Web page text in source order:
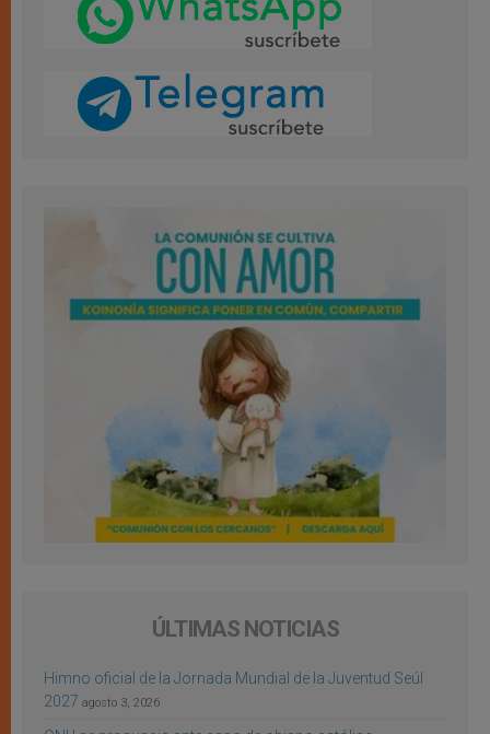
ÚLTIMAS NOTICIAS
Himno oficial de la Jornada Mundial de la Juventud Seúl
2027 agosto 3, 2026